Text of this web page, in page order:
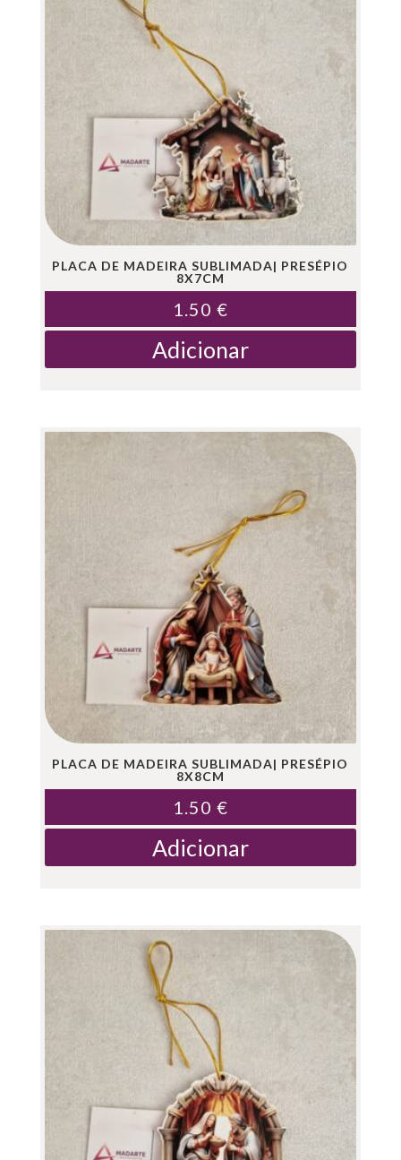
PLACA DE MADEIRA SUBLIMADA| PRESÉPIO
8X7CM
1.50 €
Adicionar
PLACA DE MADEIRA SUBLIMADA| PRESÉPIO
8X8CM
1.50 €
Adicionar